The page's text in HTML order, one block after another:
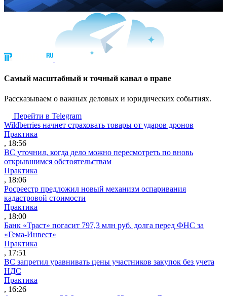
Cамый масштабный и точный канал о праве
Рассказываем о важных деловых и юридических событиях.
Перейти в Telegram
Wildberries начнет страховать товары от ударов дронов
Практика
, 18:56
ВС уточнил, когда дело можно пересмотреть по вновь
открывшимся обстоятельствам
Практика
, 18:06
Росреестр предложил новый механизм оспаривания
кадастровой стоимости
Практика
, 18:00
Банк «Траст» погасит 797,3 млн руб. долга перед ФНС за
«Гема-Инвест»
Практика
, 17:51
ВС запретил уравнивать цены участников закупок без учета
НДС
Практика
, 16:26